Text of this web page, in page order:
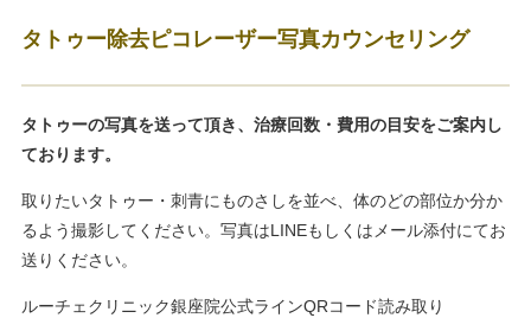
タトゥー除去ピコレーザー写真カウンセリング
タトゥーの写真を送って頂き、治療回数・費用の目安をご案内し
ております。
取りたいタトゥー・刺青にものさしを並べ、体のどの部位か分か
るよう撮影してください。写真はLINEもしくはメール添付にてお
送りください。
ルーチェクリニック銀座院公式ラインQRコード読み取り